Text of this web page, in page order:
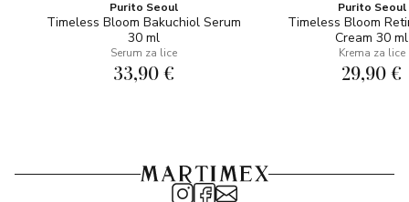
Purito Seoul
Timeless Bloom Bakuchiol Serum
30 ml
Serum za lice
33,90 €
Purito Seoul
Timeless Bloom
Cream 30 ml
Krema za lice
29,90 €